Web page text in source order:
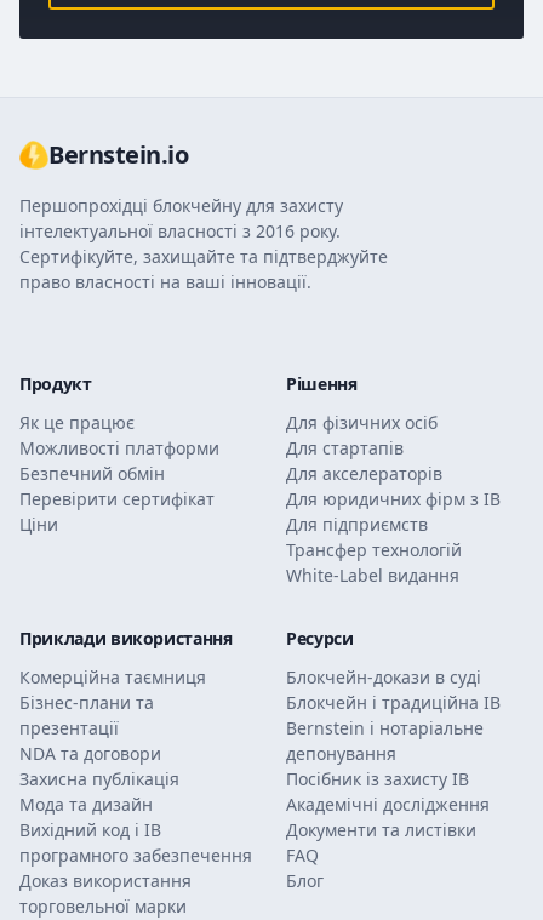
Bernstein.io
Першопрохідці блокчейну для захисту
інтелектуальної власності з 2016 року.
Сертифікуйте, захищайте та підтверджуйте
право власності на ваші інновації.
Продукт
Як це працює
Можливості платформи
Безпечний обмін
Перевірити сертифікат
Ціни
Рішення
Для фізичних осіб
Для стартапів
Для акселераторів
Для юридичних фірм з ІВ
Для підприємств
Трансфер технологій
White-Label видання
Приклади використання
Комерційна таємниця
Бізнес-плани та
презентації
NDA та договори
Захисна публікація
Мода та дизайн
Вихідний код і ІВ
програмного забезпечення
Доказ використання
торговельної марки
Ресурси
Блокчейн-докази в суді
Блокчейн і традиційна ІВ
Bernstein і нотаріальне
депонування
Посібник із захисту ІВ
Академічні дослідження
Документи та листівки
FAQ
Блог